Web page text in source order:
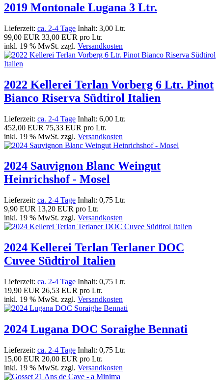
2019 Montonale Lugana 3 Ltr.
Lieferzeit: ca. 2-4 Tage Inhalt: 3,00 Ltr.
99,00 EUR 33,00 EUR pro Ltr.
inkl. 19 % MwSt. zzgl. Versandkosten
2022 Kellerei Terlan Vorberg 6 Ltr. Pinot
Bianco Riserva Südtirol Italien
Lieferzeit: ca. 2-4 Tage Inhalt: 6,00 Ltr.
452,00 EUR 75,33 EUR pro Ltr.
inkl. 19 % MwSt. zzgl. Versandkosten
2024 Sauvignon Blanc Weingut
Heinrichshof - Mosel
Lieferzeit: ca. 2-4 Tage Inhalt: 0,75 Ltr.
9,90 EUR 13,20 EUR pro Ltr.
inkl. 19 % MwSt. zzgl. Versandkosten
2024 Kellerei Terlan Terlaner DOC
Cuvee Südtirol Italien
Lieferzeit: ca. 2-4 Tage Inhalt: 0,75 Ltr.
19,90 EUR 26,53 EUR pro Ltr.
inkl. 19 % MwSt. zzgl. Versandkosten
2024 Lugana DOC Soraighe Bennati
Lieferzeit: ca. 2-4 Tage Inhalt: 0,75 Ltr.
15,00 EUR 20,00 EUR pro Ltr.
inkl. 19 % MwSt. zzgl. Versandkosten